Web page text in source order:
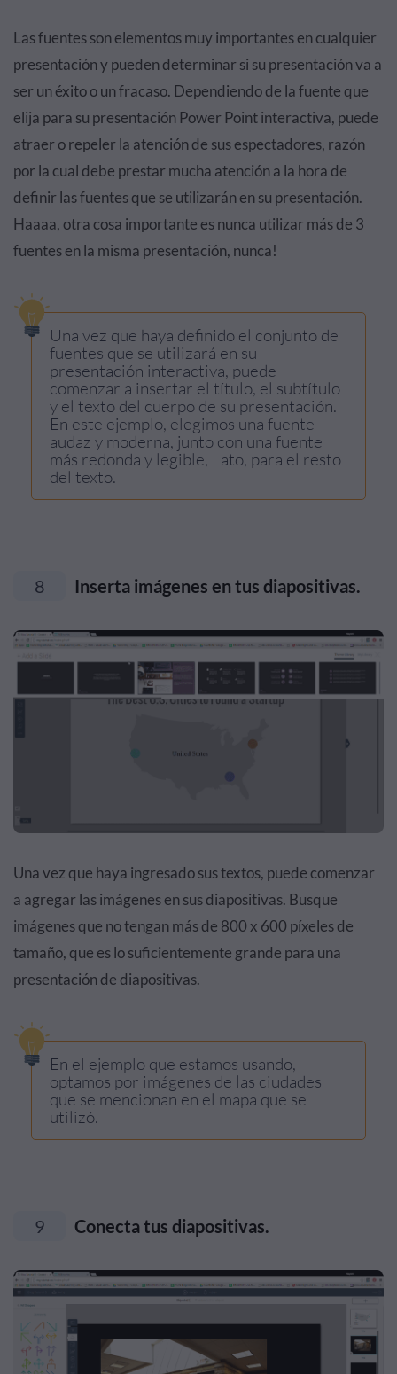
Las fuentes son elementos muy importantes en cualquier
presentación y pueden determinar si su presentación va a
ser un éxito o un fracaso. Dependiendo de la fuente que
elija para su presentación Power Point interactiva, puede
atraer o repeler la atención de sus espectadores, razón
por la cual debe prestar mucha atención a la hora de
definir las fuentes que se utilizarán en su presentación.
Haaaa, otra cosa importante es nunca utilizar más de 3
fuentes en la misma presentación, nunca!
Una vez que haya definido el conjunto de
fuentes que se utilizará en su
presentación interactiva, puede
comenzar a insertar el título, el subtítulo
y el texto del cuerpo de su presentación.
En este ejemplo, elegimos una fuente
audaz y moderna, junto con una fuente
más redonda y legible, Lato, para el resto
del texto.
8 Inserta imágenes en tus diapositivas.
Una vez que haya ingresado sus textos, puede comenzar
a agregar las imágenes en sus diapositivas. Busque
imágenes que no tengan más de 800 x 600 píxeles de
tamaño, que es lo suficientemente grande para una
presentación de diapositivas.
En el ejemplo que estamos usando,
optamos por imágenes de las ciudades
que se mencionan en el mapa que se
utilizó.
9 Conecta tus diapositivas.